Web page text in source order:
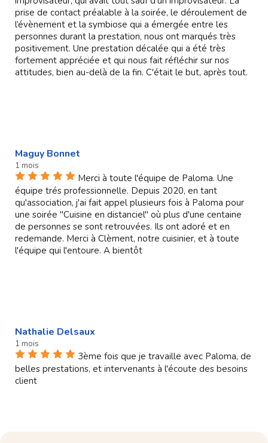
prise de contact préalable à la soirée, le déroulement de
l’évènement et la symbiose qui a émergée entre les
personnes durant la prestation, nous ont marqués très
positivement. Une prestation décalée qui a été très
fortement appréciée et qui nous fait réfléchir sur nos
attitudes, bien au-delà de la fin. C'était le but, après tout.
Maguy Bonnet
1 mois
Merci à toute l'équipe de Paloma. Une
équipe trés professionnelle. Depuis 2020, en tant
qu'association, j'ai fait appel plusieurs fois à Paloma pour
une soirée "Cuisine en distanciel" où plus d'une centaine
de personnes se sont retrouvées. Ils ont adoré et en
redemande. Merci à Clèment, notre cuisinier, et à toute
l'équipe qui l'entoure. A bientôt
Nathalie Delsaux
1 mois
3ème fois que je travaille avec Paloma, de
belles prestations, et intervenants à l'écoute des besoins
client